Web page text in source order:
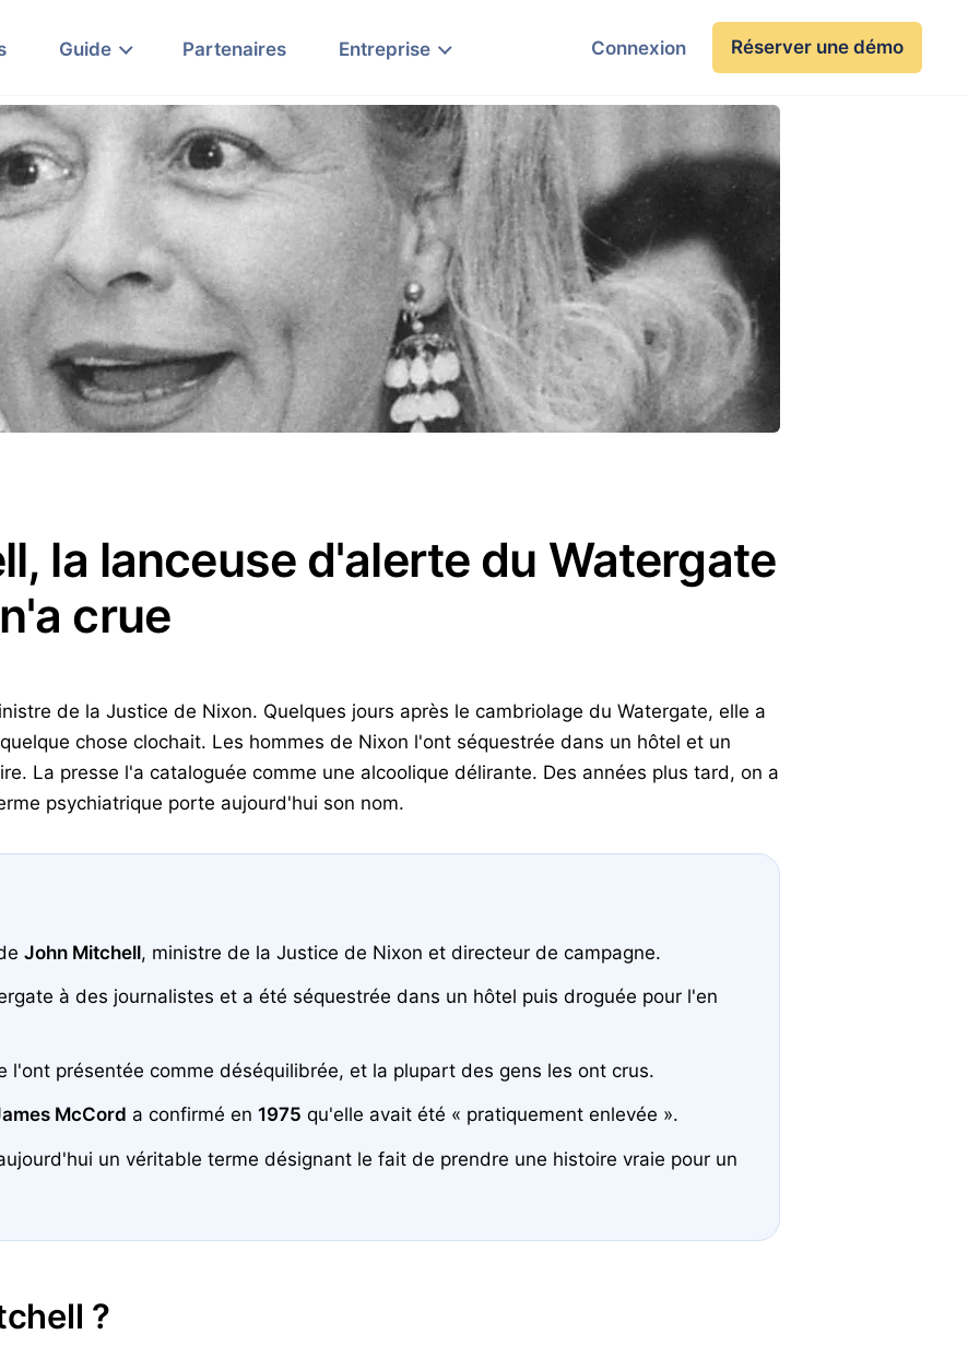
Guide Partenaires Entreprise Connexion Réserver une démo
la lanceuse d'alerte du Watergate
crue
de la Justice de Nixon. Quelques jours après le cambriolage du Watergate, elle a
chose clochait. Les hommes de Nixon l'ont séquestrée dans un hôtel et un
La presse l'a cataloguée comme une alcoolique délirante. Des années plus tard, on a
psychiatrique porte aujourd'hui son nom.
John Mitchell, ministre de la Justice de Nixon et directeur de campagne.
à des journalistes et a été séquestrée dans un hôtel puis droguée pour l'en
l'ont présentée comme déséquilibrée, et la plupart des gens les ont crus.
McCord a confirmé en 1975 qu'elle avait été « pratiquement enlevée ».
un véritable terme désignant le fait de prendre une histoire vraie pour un
?